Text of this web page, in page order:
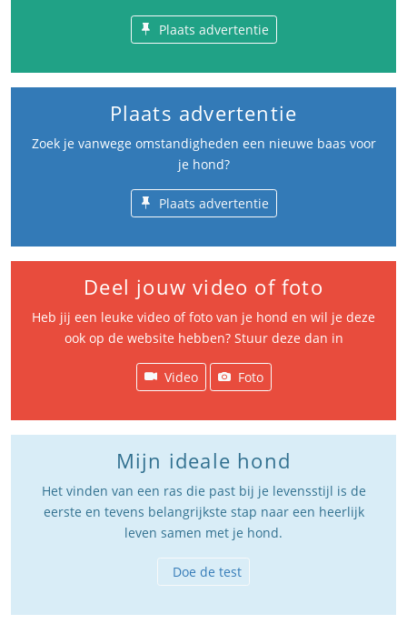
Plaats advertentie
Plaats advertentie
Zoek je vanwege omstandigheden een nieuwe baas voor
je hond?
Plaats advertentie
Deel jouw video of foto
Heb jij een leuke video of foto van je hond en wil je deze
ook op de website hebben? Stuur deze dan in
Video Foto
Mijn ideale hond
Het vinden van een ras die past bij je levensstijl is de
eerste en tevens belangrijkste stap naar een heerlijk
leven samen met je hond.
Doe de test